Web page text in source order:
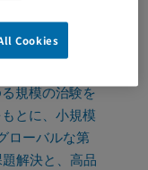
規模の治験を
とに、小規模
ローバルな第
解決と、高品
Cookies